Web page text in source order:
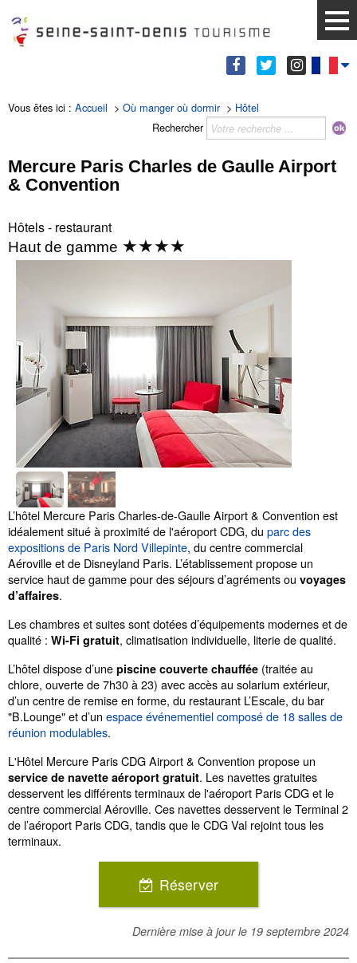
Vous êtes ici : Accueil > Où manger où dormir> Hôtel
Rechercher
Mercure Paris Charles de Gaulle Airport
& Convention
Hôtels - restaurant
Haut de gamme ★★★★
L’hôtel Mercure Paris Charles-de-Gaulle Airport & Convention est
idéalement situé à proximité de l'aéroport CDG, du parc des
expositions de Paris Nord Villepinte, du centre commercial
Aéroville et de Disneyland Paris. L’établissement propose un
service haut de gamme pour des séjours d’agréments ou voyages
d’affaires.
Les chambres et suites sont dotées d’équipements modernes et de
qualité : Wi-Fi gratuit, climatisation individuelle, literie de qualité.
L’hôtel dispose d’une piscine couverte chauffée (traitée au
chlore, ouverte de 7h30 à 23) avec accès au solarium extérieur,
d’un centre de remise en forme, du restaurant L’Escale, du bar
"B.Lounge" et d’un espace événementiel composé de 18 salles de
réunion modulables.
L'Hôtel Mercure Paris CDG Airport & Convention propose un
service de navette aéroport gratuit. Les navettes gratuites
desservent les différents terminaux de l'aéroport Paris CDG et le
centre commercial Aéroville. Ces navettes desservent le Terminal 2
de l’aéroport Paris CDG, tandis que le CDG Val rejoint tous les
terminaux.
Réserver
Dernière mise à jour le 19 septembre 2024